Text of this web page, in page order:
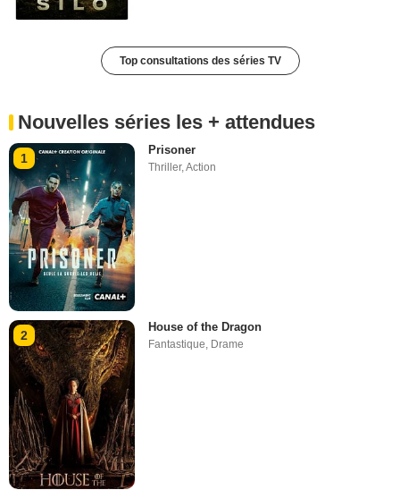
Top consultations des séries TV
Nouvelles séries les + attendues
1
Prisoner
Thriller,Action
2
House of the Dragon
Fantastique, Drame